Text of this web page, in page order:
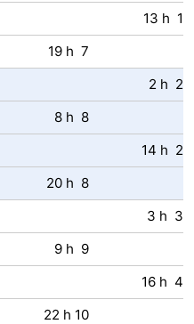
13 h 1
19 h 7
2 h 2
8 h 8
14 h 2
20 h 8
3 h 3
9 h 9
16 h 4
22 h 10